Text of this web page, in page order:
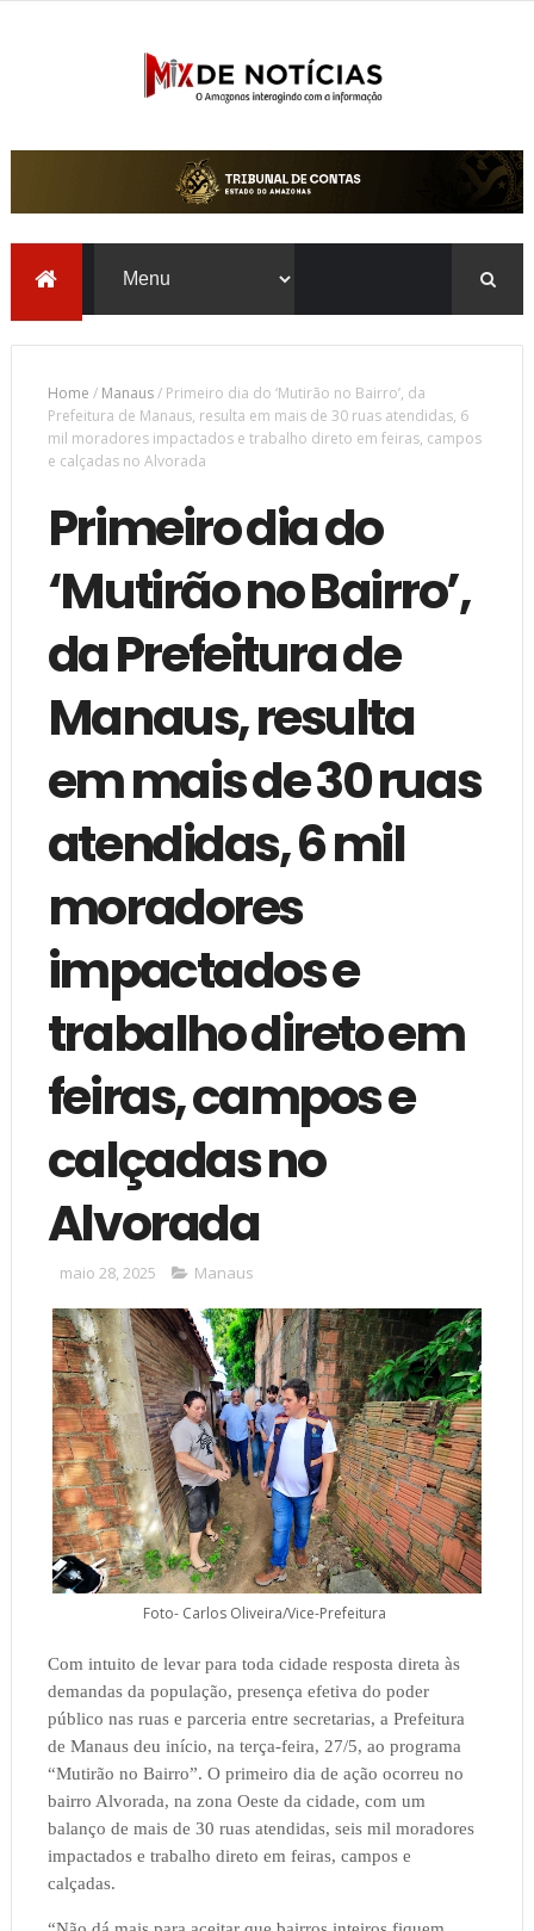
Home / Manaus/ Primeiro dia do ‘Mutirão no Bairro’, da
Prefeitura de Manaus, resulta em mais de 30 ruas atendidas, 6
mil moradores impactados e trabalho direto em feiras, campos
e calçadas no Alvorada
Primeiro dia do
‘Mutirão no Bairro’,
da Prefeitura de
Manaus, resulta
em mais de 30 ruas
atendidas, 6 mil
moradores
impactados e
trabalho direto em
feiras, campos e
calçadas no
Alvorada
maio 28, 2025 Manaus
Foto- Carlos Oliveira/Vice-Prefeitura
Com intuito de levar para toda cidade resposta direta às
demandas da população, presença efetiva do poder
público nas ruas e parceria entre secretarias, a Prefeitura
de Manaus deu início, na terça-feira, 27/5, ao programa
“Mutirão no Bairro”. O primeiro dia de ação ocorreu no
bairro Alvorada, na zona Oeste da cidade, com um
balanço de mais de 30 ruas atendidas, seis mil moradores
impactados e trabalho direto em feiras, campos e
calçadas.